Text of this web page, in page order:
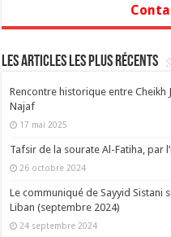
Les articles les plus récents
Rencontre historique entre Cheikh
Najaf
17 mai 2025
Tafsir de la sourate Al-Fatiha, par
26 octobre 2024
Le communiqué de Sayyid Sistani
Liban (septembre 2024)
24 septembre 2024